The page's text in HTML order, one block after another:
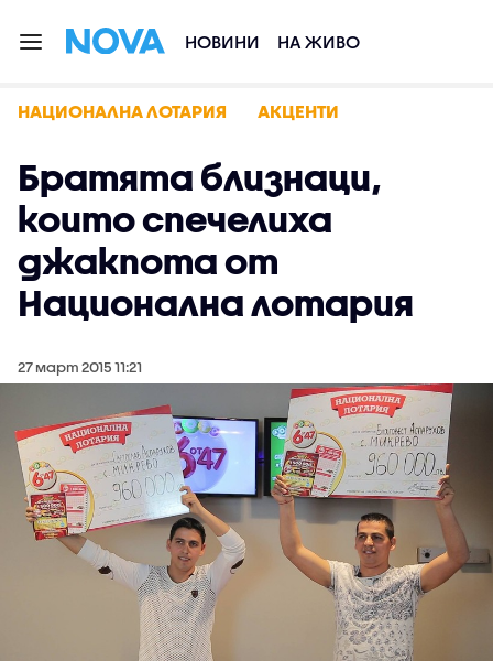
НОВИНИ НА ЖИВО
НАЦИОНАЛНА ЛОТАРИЯ АКЦЕНТИ
Братята близнаци,
които спечелиха
джакпота от
Национална лотария
27 март 2015 11:21